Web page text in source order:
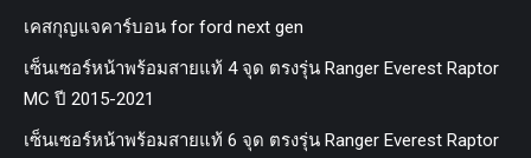
เคสกุญแจคาร์บอน for ford next gen
เซ็นเซอร์หน้าพร้อมสายแท้ 4 จุด ตรงรุ่น Ranger Everest Raptor
MC ปี 2015-2021
เซ็นเซอร์หน้าพร้อมสายแท้ 6 จุด ตรงรุ่น Ranger Everest Raptor